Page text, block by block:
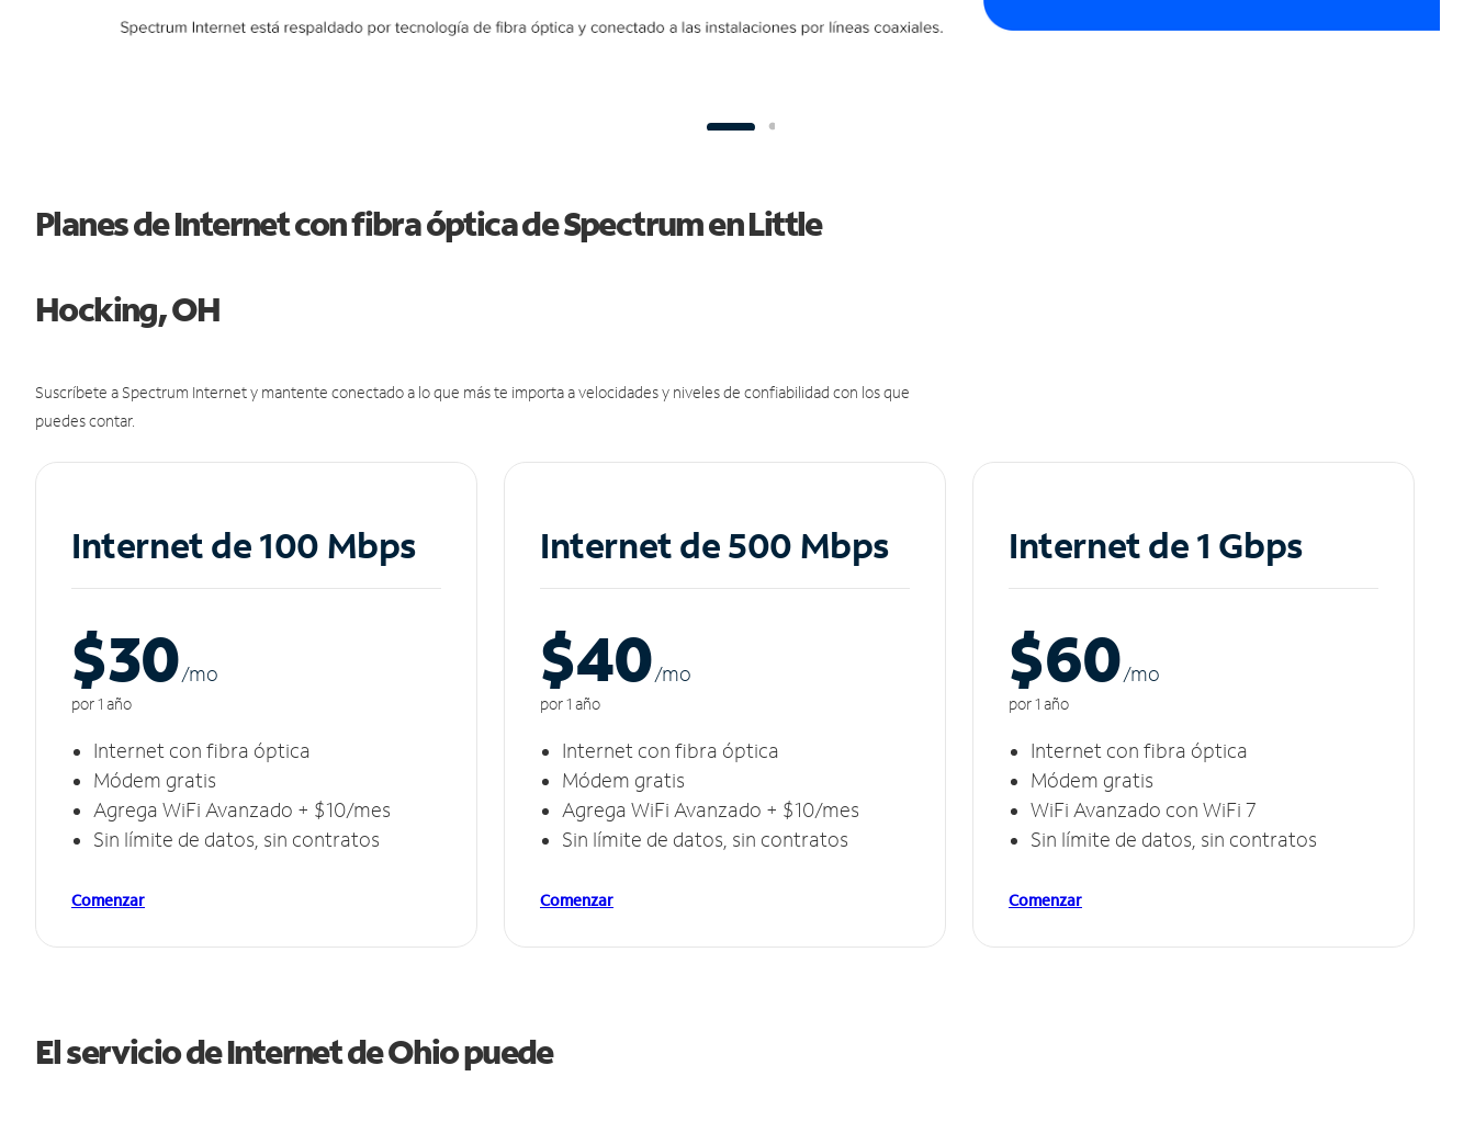
Planes de Internet con fibra óptica de Spectrum en Little
Hocking, OH
Suscríbete a Spectrum Internet y mantente conectado a lo que más te importa a velocidades y niveles de confiabilidad con los que
puedes contar.
Internet de 100 Mbps
$30/mo
por 1 año
Internet con fibra óptica
Módem gratis
Agrega WiFi Avanzado + $10/mes
Sin límite de datos, sin contratos
Comenzar
Internet de 500 Mbps
$40/mo
por 1 año
Internet con fibra óptica
Módem gratis
Agrega WiFi Avanzado + $10/mes
Sin límite de datos, sin contratos
Comenzar
Internet de 1 Gbps
$60/mo
por 1 año
Internet con fibra óptica
Módem gratis
WiFi Avanzado con WiFi 7
Sin límite de datos, sin contratos
Comenzar
El servicio de Internet de Ohio puede